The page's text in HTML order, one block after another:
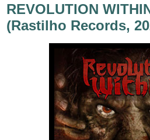
REVOLUTION
(Rastilho Records,